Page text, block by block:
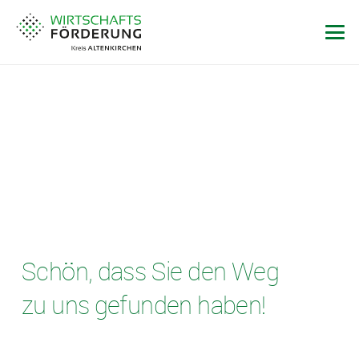
Schön, dass Sie den Weg
zu uns gefunden haben!